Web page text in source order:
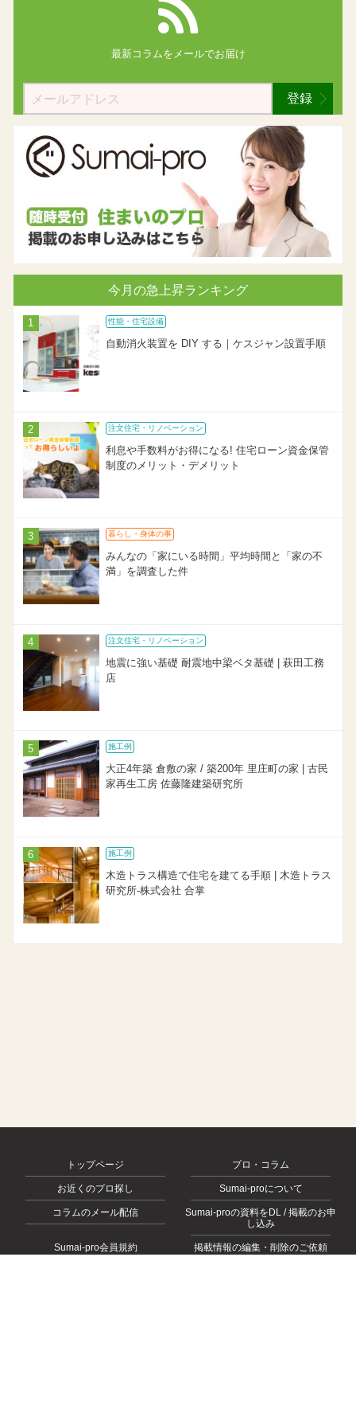
最新コラムを メールでお届け
登録
今月の急上昇ランキング
性能・住宅設備
自動消火装置を DIY する｜ケスジャン設置手順
注文住宅・リノベーション
利息や手数料がお得になる! 住宅ローン資金保管
制度のメリット・デメリット
暮らし・身体の事
みんなの「家にいる時間」平均時間と「家の不
満」を調査した件
注文住宅・リノベーション
地震に強い基礎 耐震地中梁ベタ基礎 | 萩田工務
店
施工例
大正4年築 倉敷の家 / 築200年 里庄町の家 | 古民
家再生工房 佐藤隆建築研究所
施工例
木造トラス構造で住宅を建てる手順 | 木造トラス
研究所-株式会社 合掌
トップページ プロ・コラム
お近くのプロ探し Sumai-proについて
コラムのメール配信
Sumai-proの資料をDL / 掲載のお申
し込み
Sumai-pro会員規約 掲載情報の編集・削除のご依頼